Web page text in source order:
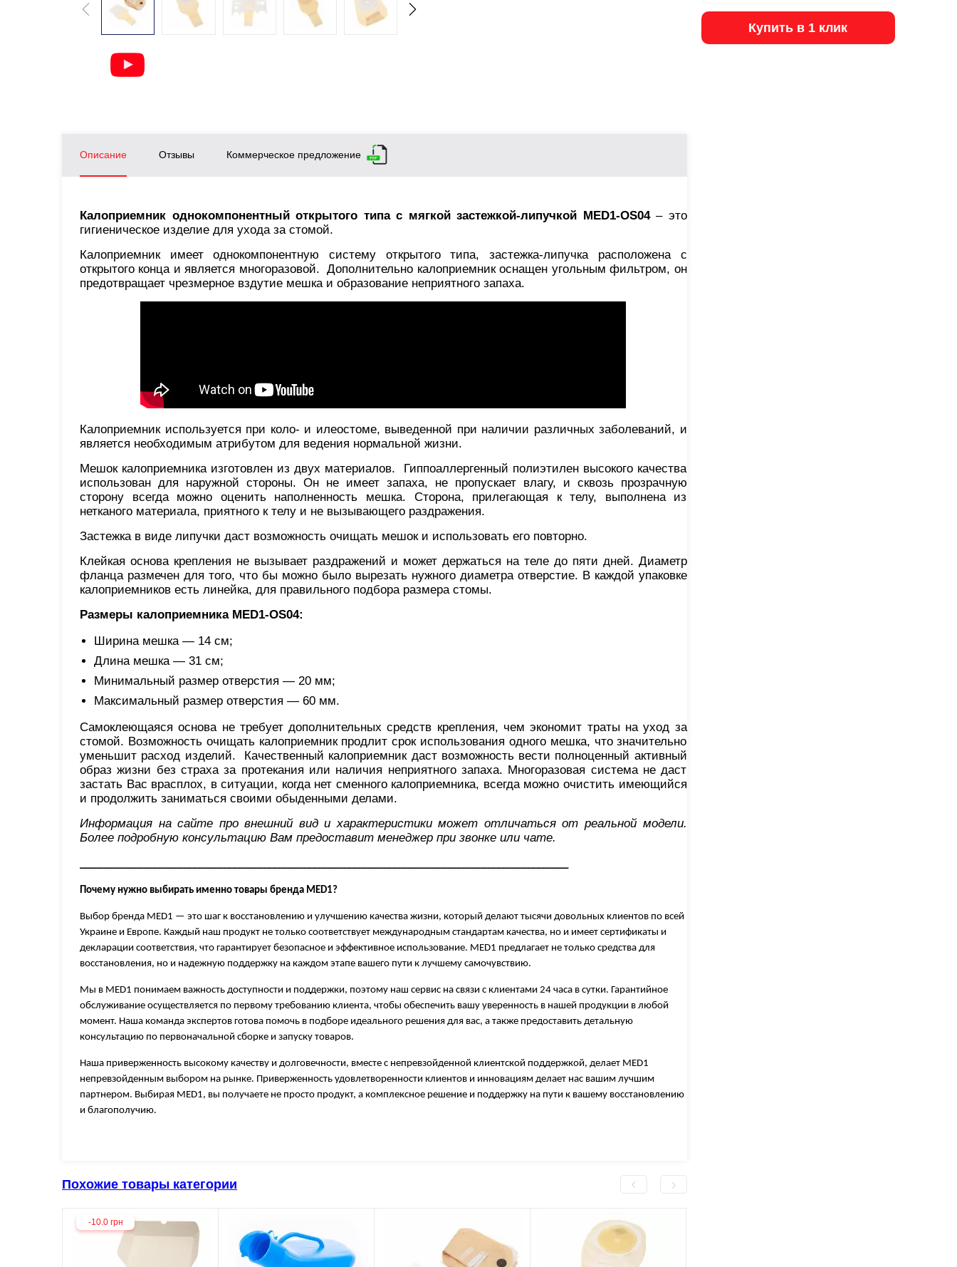
Описание Отзывы Коммерческое предложение
Калоприемник однокомпонентный открытого типа с мягкой застежкой-липучкой MED1-OS04– это
гигиеническое изделие для ухода за стомой.
Калоприемник имеет однокомпонентную систему открытого типа, застежка-липучка расположена с
открытого конца и является многоразовой. Дополнительно калоприемник оснащен угольным фильтром, он
предотвращает чрезмерное вздутие мешка и образование неприятного запаха.
Калоприемник используется при коло- и илеостоме, выведенной при наличии различных заболеваний, и
является необходимым атрибутом для ведения нормальной жизни.
Мешок калоприемника изготовлен из двух материалов. Гиппоаллергенный полиэтилен высокого качества
использован для наружной стороны. Он не имеет запаха, не пропускает влагу, и сквозь прозрачную
сторону всегда можно оценить наполненность мешка. Сторона, прилегающая к телу, выполнена из
нетканого материала, приятного к телу и не вызывающего раздражения.
Застежка в виде липучки даст возможность очищать мешок и использовать его повторно.
Клейкая основа крепления не вызывает раздражений и может держаться на теле до пяти дней. Диаметр
фланца размечен для того, что бы можно было вырезать нужного диаметра отверстие. В каждой упаковке
калоприемников есть линейка, для правильного подбора размера стомы.
Размеры калоприемника MED1-OS04:
Ширина мешка — 14 см;
Длина мешка — 31 см;
Минимальный размер отверстия — 20 мм;
Максимальный размер отверстия — 60 мм.
Самоклеющаяся основа не требует дополнительных средств крепления, чем экономит траты на уход за
стомой. Возможность очищать калоприемник продлит срок использования одного мешка, что значительно
уменьшит расход изделий. Качественный калоприемник даст возможность вести полноценный активный
образ жизни без страха за протекания или наличия неприятного запаха. Многоразовая система не даст
застать Вас врасплох, в ситуации, когда нет сменного калоприемника, всегда можно очистить имеющийся
и продолжить заниматься своими обыденными делами.
Информация на сайте про внешний вид и характеристики может отличаться от реальной модели.
Более подробную консультацию Вам предоставит менеджер при звонке или чате.
Почему нужно выбирать именно товары бренда MED1?
Выбор бренда MED1 — это шаг к восстановлению и улучшению качества жизни, который делают тысячи довольных клиентов по всей
Украине и Европе. Каждый наш продукт не только соответствует международным стандартам качества, но и имеет сертификаты и
декларации соответствия, что гарантирует безопасное и эффективное использование. MED1 предлагает не только средства для
восстановления, но и надежную поддержку на каждом этапе вашего пути к лучшему самочувствию.
Мы в MED1 понимаем важность доступности и поддержки, поэтому наш сервис на связи с клиентами 24 часа в сутки. Гарантийное
обслуживание осуществляется по первому требованию клиента, чтобы обеспечить вашу уверенность в нашей продукции в любой
момент. Наша команда экспертов готова помочь в подборе идеального решения для вас, а также предоставить детальную
консультацию по первоначальной сборке и запуску товаров.
Наша приверженность высокому качеству и долговечности, вместе с непревзойденной клиентской поддержкой, делает MED1
непревзойденным выбором на рынке. Приверженность удовлетворенности клиентов и инновациям делает нас вашим лучшим
партнером. Выбирая MED1, вы получаете не просто продукт, а комплексное решение и поддержку на пути к вашему восстановлению
и благополучию.
Похожие товары категории
-10.0 грн
Купить в 1 клик